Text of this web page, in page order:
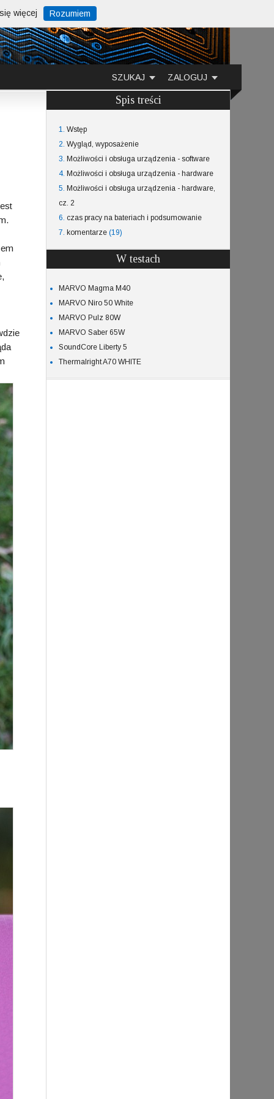
ZALOGUJ
SZUKAJ
Spis treści
1. Wstęp
2. Wygląd, wyposażenie
3. Możliwości i obsługa urządzenia - software
4. Możliwości i obsługa urządzenia - hardware
5. Możliwości i obsługa urządzenia - hardware,
cz. 2
6. czas pracy na bateriach i podsumowanie
7. komentarze (19)
W testach
MARVO Magma M40
MARVO Niro 50 White
MARVO Pulz 80W
MARVO Saber 65W
SoundCore Liberty 5
Thermalright A70 WHITE
więcej Rozumiem